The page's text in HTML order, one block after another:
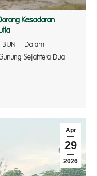
Kesadaran
BUN – Dalam
Sejahtera Dua
Apr
29
2026